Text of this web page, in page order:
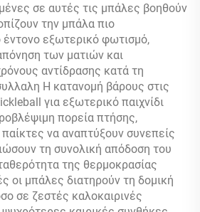
σε αυτές τις μπάλες βοηθούν
την μπάλα πιο
εξωτερικό φωτισμό,
των ματιών και
αντίδρασης κατά τη
Η κατανομή βάρους στις
για εξωτερικό παιχνίδι
πορεία πτήσης,
να αναπτύξουν συνεπείς
τη συνολική απόδοση του
της θερμοκρασίας
οι μπάλες διατηρούν τη δομική
σε ζεστές καλοκαιρινές